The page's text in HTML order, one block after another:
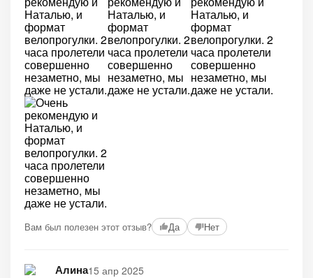
Вам был полезен этот отзыв? Да Нет
Алина15 апр 2025